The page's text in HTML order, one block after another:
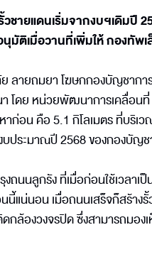
ชายแดนเริ่มจากงบฯเดิมปี
มัติเมื่อวานที่เพิ่มให้ กองทัพ
ลายถมยา โฆษกกองบัญชาก
ดย หน่วยพัฒนาการเคลื่อนที่
าก่อน คือ 5.1 กิโลเมตร ที่บริ
บประมาณปี 2568 ของกองบั
นนลูกรัง ที่เมื่อก่อนใช้เวลาเป็
นี้แน่นอน เมื่อถนนเสร็จก็สร้าง
กล้องวงจรปิด ซึ่งสามารถมอ